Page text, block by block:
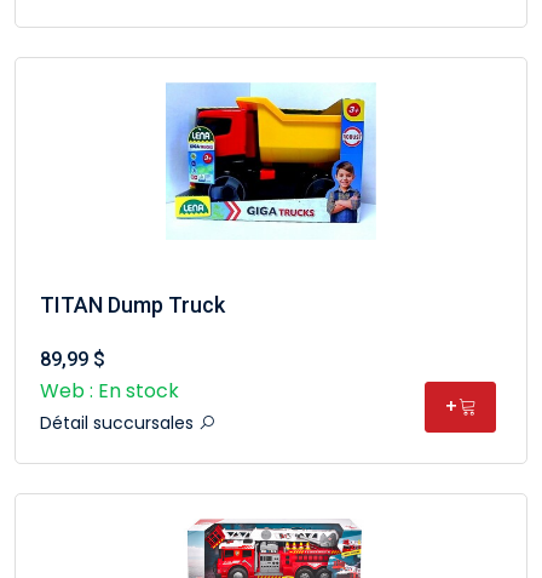
TITAN Dump Truck
89,99 $
Web : En stock
Détail succursales
+